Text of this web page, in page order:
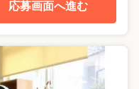
応募画面へ進む